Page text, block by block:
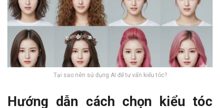
Tại sao nên sử dụng AI để tư vấn kiểu tóc?
Hướng dẫn cách chọn kiểu tóc